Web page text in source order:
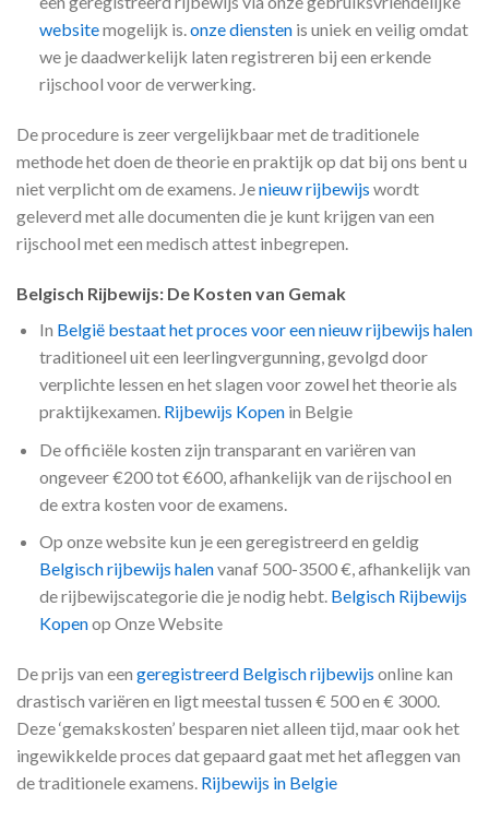
websitemogelijk is.onze dienstenis uniek en veilig omdat
we je daadwerkelijk laten registreren bij een erkende
rijschool voor de verwerking.
De procedure is zeer vergelijkbaar met de traditionele
methode het doen de theorie en praktijk op dat bij ons bent u
niet verplicht om de examens. Jenieuw rijbewijs wordt
geleverd met alle documenten die je kunt krijgen van een
rijschool met een medisch attest inbegrepen.
Belgisch Rijbewijs: De Kosten van Gemak
In België bestaat het proces voor een nieuw rijbewijs halen
traditioneel uit een leerlingvergunning, gevolgd door
verplichte lessen en het slagen voor zowel het theorie als
praktijkexamen. Rijbewijs Kopenin Belgie
De officiële kosten zijn transparant en variëren van
ongeveer €200 tot €600, afhankelijk van de rijschool en
de extra kosten voor de examens.
Op onze website kun je een geregistreerd en geldig
Belgisch rijbewijs halenvanaf 500-3500 €, afhankelijk van
de rijbewijscategorie die je nodig hebt. Belgisch Rijbewijs
Kopenop Onze Website
De prijs van een geregistreerd Belgisch rijbewijs online kan
drastisch variëren en ligt meestal tussen € 500 en € 3000.
Deze ‘gemakskosten’ besparen niet alleen tijd, maar ook het
ingewikkelde proces dat gepaard gaat met het afleggen van
de traditionele examens. Rijbewijs in Belgie